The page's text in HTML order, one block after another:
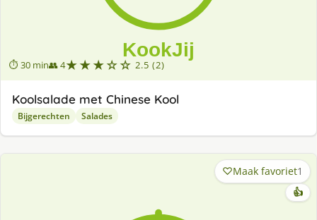
⏱ 30 min👥 4★★★☆☆ 2.5 (2)
Koolsalade met Chinese Kool
Bijgerechten Salades
Maak favoriet1
👍